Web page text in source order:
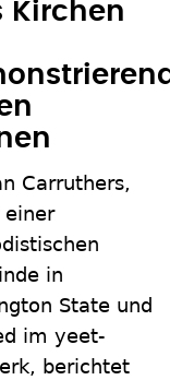
Kirchen
Carruthers,
einer
in
State und
im yeet-
berichtet